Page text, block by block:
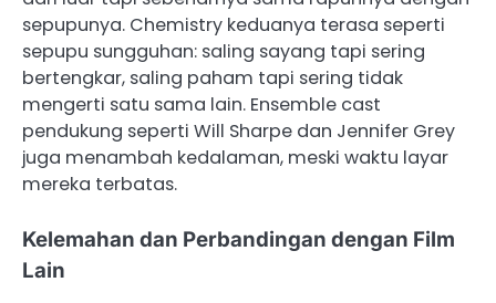
sepupunya. Chemistry keduanya terasa seperti
sepupu sungguhan: saling sayang tapi sering
bertengkar, saling paham tapi sering tidak
mengerti satu sama lain. Ensemble cast
pendukung seperti Will Sharpe dan Jennifer Grey
juga menambah kedalaman, meski waktu layar
mereka terbatas.
Kelemahan dan Perbandingan dengan Film
Lain